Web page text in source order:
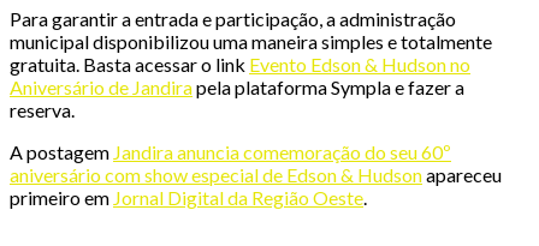
Para garantir a entrada e participação, a administração
municipal disponibilizou uma maneira simples e totalmente
gratuita. Basta acessar o link Evento Edson & Hudson no
Aniversário de Jandirapela plataforma Sympla e fazer a
reserva.
A postagem Jandira anuncia comemoração do seu 60º
aniversário com show especial de Edson & Hudsonapareceu
primeiro em Jornal Digital da Região Oeste.